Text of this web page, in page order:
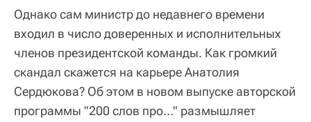
Однако сам министр до недавнего времени
входил в число доверенных и исполнительных
членов президентской команды. Как громкий
скандал скажется на карьере Анатолия
Сердюкова? Об этом в новом выпуске авторской
программы "200 слов про…" размышляет